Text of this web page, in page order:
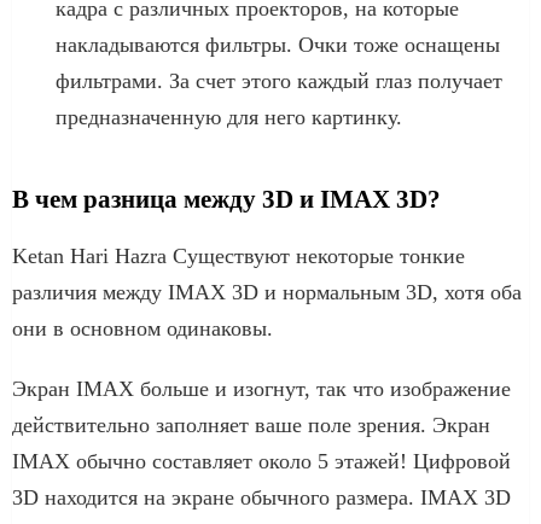
кадра с различных проекторов, на которые
накладываются фильтры. Очки тоже оснащены
фильтрами. За счет этого каждый глаз получает
предназначенную для него картинку.
В чем разница между 3D и IMAX 3D?
Ketan Hari Hazra Существуют некоторые тонкие
различия между IMAX 3D и нормальным 3D, хотя оба
они в основном одинаковы.
Экран IMAX больше и изогнут, так что изображение
действительно заполняет ваше поле зрения. Экран
IMAX обычно составляет около 5 этажей! Цифровой
3D находится на экране обычного размера. IMAX 3D